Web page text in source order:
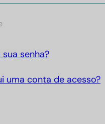
senha?
uma conta de acesso?